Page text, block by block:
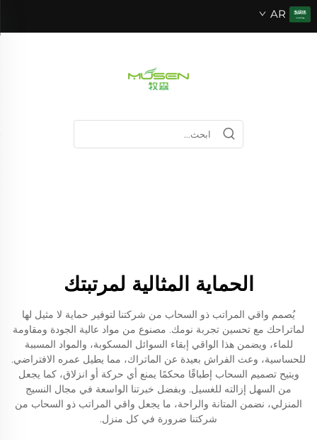
AR
الحماية المثالية لمرتبتك
يُصمم واقي المراتب ذو السحاب من شركتنا لتوفير حماية لا مثيل لها
لماتراحك مع تحسين تجربة نومك. مصنوع من مواد عالية الجودة ومقاومة
للماء، ويضمن هذا الواقي إبقاء السوائل المسكوبة، والمواد المسببة
للحساسية، وعث الفراش بعيدة عن الماتراك، مما يطيل عمره الافتراضي.
ويتيح تصميم السحاب إطباقًا محكمًا يمنع أي حركة أو انزلاق، كما يجعل
من السهل إزالته للغسيل. وبفضل خبرتنا الواسعة في مجال النسيج
المنزلي، نضمن المتانة والراحة، ما يجعل واقي المراتب ذو السحاب من
شركتنا ضرورة في كل منزل.